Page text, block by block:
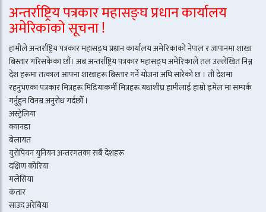
अन्तर्राष्ट्रिय पत्रकार महासङ्घ प्रधान कार्यालय
अमेरिकाको सूचना !
हामीले अन्तर्राष्ट्रिय पत्रकार महासङ्घ प्रधान कार्यालय अमेरिकाको नेपाल र जापानमा शाखा
बिस्तार गरिसकेका छौं। अब अन्तर्राष्ट्रिय पत्रकार महासङ्घ अमेरिकाले तल उल्लेखित निम्न
देश हरूमा तत्काल आफ्ना शाखाहरू बिस्तार गर्ने योजना अघि सारेको छ । ती देशमा
रहनुभएका पत्रकार मित्रहरू मिडियाकर्मी मित्रहरू यथाशीघ्र हामीलाई हाम्रो इमेल मा सम्पर्क
गर्नुहुन विनम्र अनुरोध गर्दछौँ ।
अस्ट्रेलिया
क्यानडा
बेलायत
युरोपियन युनियन अन्तरगतका सबै देशहरू
दक्षिण कोरिया
मलेसिया
कतार
साउद अरेबिया